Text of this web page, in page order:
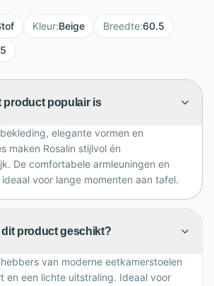
avonden natafelen. Het zwarte
zorgt voor een moderne basis,
Met een hoogte van 83,5 cm,
cm en diepte van 61 cm biedt
geschikt voor gebruik.
Kleur:Beige Breedte:60.5
product populair is
elegante vormen en
maken Rosalin stijlvol én
De comfortabele armleuningen en
voor lange momenten aan tafel.
dit product geschikt?
van moderne eetkamerstoelen
en een lichte uitstraling. Ideaal voor